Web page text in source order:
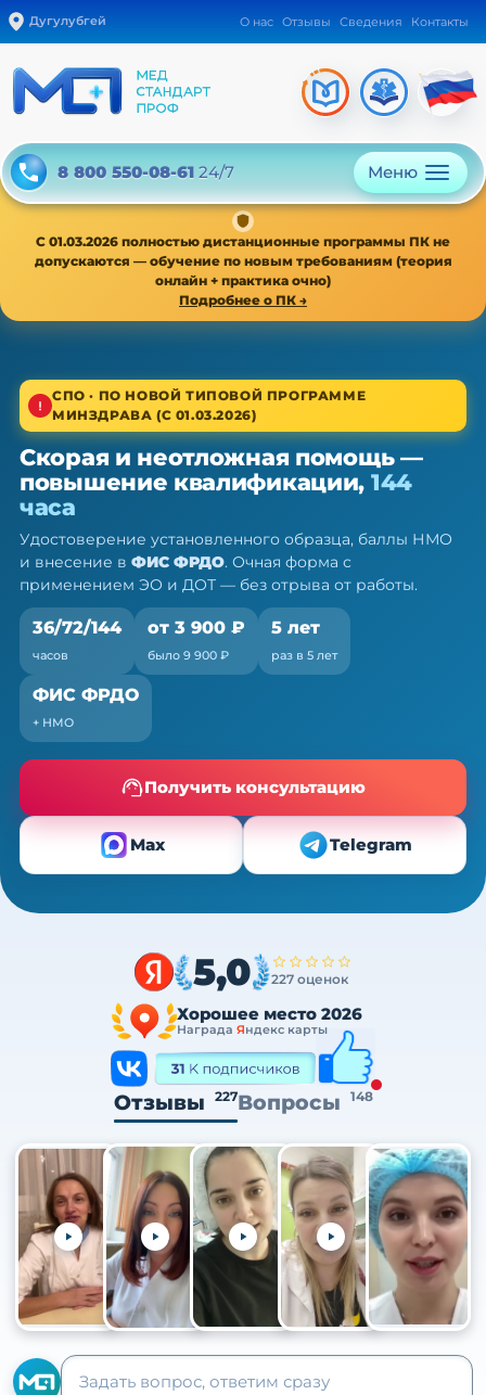
Дугулубгей О нас Отзывы Сведения Контакты
8 800 550-08-61 24/7 Меню
С 01.03.2026 полностью дистанционные программы ПК не
допускаются — обучение по новым требованиям (теория
онлайн + практика очно)
Подробнее о ПК →
Среднее звено · новая типовая программа
Скорая и неотложная помощь —
ПК, 36/72/144 ч
работы
СПО · ПО НОВОЙ ТИПОВОЙ ПРОГРАММЕ
МИНЗДРАВА (С 01.03.2026)
Скорая и неотложная помощь —
повышение квалификации, 144
часа
Удостоверение установленного образца, баллы НМО
и внесение в ФИС ФРДО. Очная форма с
применением ЭО и ДОТ — без отрыва от работы.
36/72/144
часов
от 3 900 ₽
было 9 900 ₽
5 лет
раз в 5 лет
ФИС ФРДО
+ НМО
Получить консультацию
Max Telegram
5,0 227 оценок
Хорошее место 2026
Награда Яндекс карты
Отзывы 227Вопросы 148
+105